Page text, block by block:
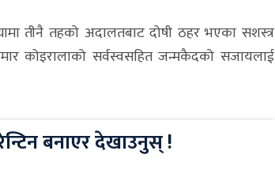
तीनै तहको अदालतबाट दोषी ठहर भएका सशस्त्र
कोइरालाको सर्वस्वसहित जन्मकैदको सजायलाई
बनाएर देखाउनुस् !